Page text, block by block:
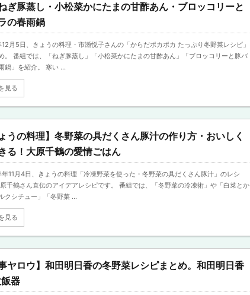
ぎ豚蒸し・小松菜かにたまの甘酢あん・ブロッコリーと
の春雨鍋
月5日、きょうの料理・市瀬悦子さんの「からだポカポカ たっぷり冬野菜レシピ」
。 番組では、「ねぎ豚蒸し」「小松菜かにたまの甘酢あん」「ブロッコリーと豚バ
鍋」を紹介。 寒い ...
見る
ょうの料理】冬野菜の具だくさん豚汁の作り方・おいしく
る！大原千鶴の愛情ごはん
11月4日、きょうの料理「冷凍野菜を使った・冬野菜の具だくさん豚汁」のレシ
千鶴さん直伝のアイデアレシピです。 番組では、「冬野菜の冷凍術」や「白菜とか
クシチュー」「冬野菜 ...
見る
事ヤロウ】和田明日香の冬野菜レシピまとめ。和田明日香
器